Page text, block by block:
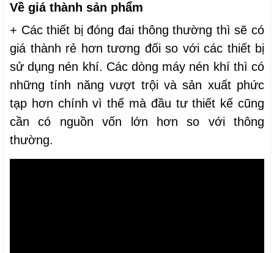
Về giá thành sản phẩm
+ Các thiết bị đóng đai thông thường thì sẽ có
giá thành rẻ hơn tương đối so với các thiết bị
sử dụng nén khí. Các dòng máy nén khí thì có
những tính năng vượt trội và sản xuất phức
tạp hơn chính vì thế mà đầu tư thiết kế cũng
cần có nguồn vốn lớn hơn so với thông
thường.